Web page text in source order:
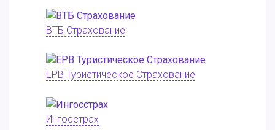
ВТБ Страхование
ЕРВ Туристическое Страхование
Ингосстрах